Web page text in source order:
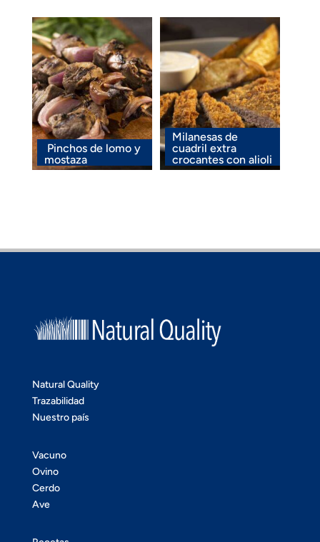
Pinchos de lomo y
mostaza
Milanesas de
cuadril extra
crocantes con alioli
Natural Quality
Trazabilidad
Nuestro país
Vacuno
Ovino
Cerdo
Ave